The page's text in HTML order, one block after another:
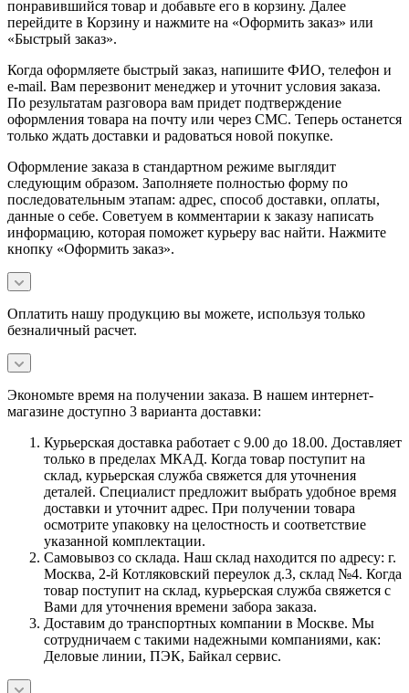
понравившийся товар и добавьте его в корзину. Далее
перейдите в Корзину и нажмите на «Оформить заказ» или
«Быстрый заказ».
Когда оформляете быстрый заказ, напишите ФИО, телефон и
e-mail. Вам перезвонит менеджер и уточнит условия заказа.
По результатам разговора вам придет подтверждение
оформления товара на почту или через СМС. Теперь останется
только ждать доставки и радоваться новой покупке.
Оформление заказа в стандартном режиме выглядит
следующим образом. Заполняете полностью форму по
последовательным этапам: адрес, способ доставки, оплаты,
данные о себе. Советуем в комментарии к заказу написать
информацию, которая поможет курьеру вас найти. Нажмите
кнопку «Оформить заказ».
Оплатить нашу продукцию вы можете, используя только
безналичный расчет.
Экономьте время на получении заказа. В нашем интернет-
магазине доступно 3 варианта доставки:
Курьерская доставка работает с 9.00 до 18.00. Доставляет
только в пределах МКАД. Когда товар поступит на
склад, курьерская служба свяжется для уточнения
деталей. Специалист предложит выбрать удобное время
доставки и уточнит адрес. При получении товара
осмотрите упаковку на целостность и соответствие
указанной комплектации.
Самовывоз со склада. Наш склад находится по адресу: г.
Москва, 2-й Котляковский переулок д.3, склад №4. Когда
товар поступит на склад, курьерская служба свяжется с
Вами для уточнения времени забора заказа.
Доставим до транспортных компании в Москве. Мы
сотрудничаем с такими надежными компаниями, как:
Деловые линии, ПЭК, Байкал сервис.